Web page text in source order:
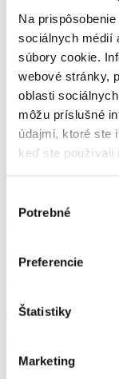
Na
sociálnych médií
súbory cookie.
webové stránky,
oblasti
môžu príslušné
údajmi, ktoré ste
keď ste používali
súhlasu
Potrebné
Preferencie
Štatistiky
Marketing
Domov
Produkty
Dekorácie
Ostatné
Piknikový košík
Piknikový košík
Použitie
praktickej rukoväti
iba kávou, čajom,
tiež skvele ako úložný
dĺžka: 42 cm
výška bez rukoväte: